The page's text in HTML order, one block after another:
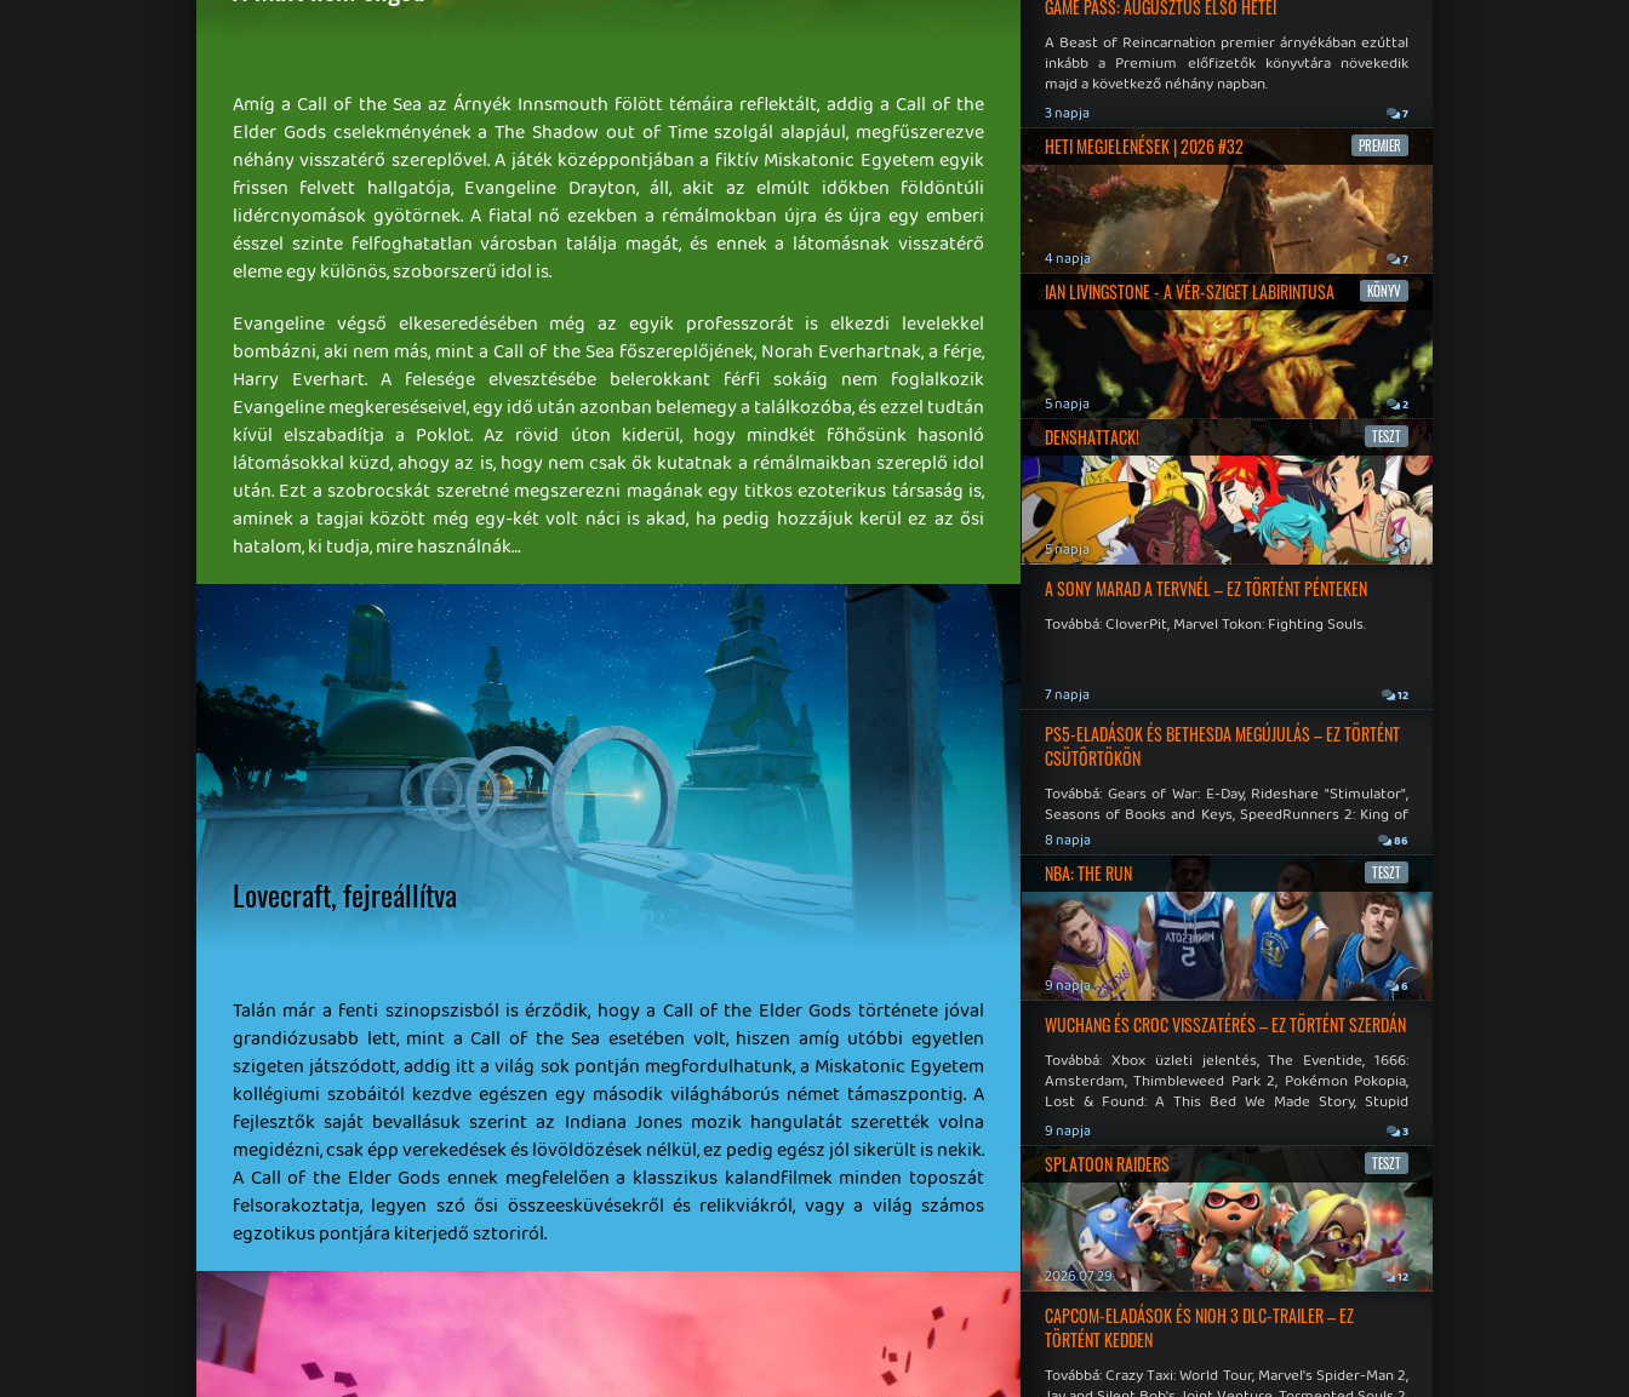
Amíg a Call of the Sea az Árnyék Innsmouth fölött témáira reflektált, addig a Call of the
Elder Gods cselekményének a The Shadow out of Time szolgál alapjául, megfűszerezve
néhány visszatérő szereplővel. A játék középpontjában a fiktív Miskatonic Egyetem egyik
frissen felvett hallgatója, Evangeline Drayton, áll, akit az elmúlt időkben földöntúli
lidércnyomások gyötörnek. A fiatal nő ezekben a rémálmokban újra és újra egy emberi
ésszel szinte felfoghatatlan városban találja magát, és ennek a látomásnak visszatérő
eleme egy különös, szoborszerű idol is.
Evangeline végső elkeseredésében még az egyik professzorát is elkezdi levelekkel
bombázni, aki nem más, mint a Call of the Sea főszereplőjének, Norah Everhartnak, a férje,
Harry Everhart. A felesége elvesztésébe belerokkant férfi sokáig nem foglalkozik
Evangeline megkereséseivel, egy idő után azonban belemegy a találkozóba, és ezzel tudtán
kívül elszabadítja a Poklot. Az rövid úton kiderül, hogy mindkét főhősünk hasonló
látomásokkal küzd, ahogy az is, hogy nem csak ők kutatnak a rémálmaikban szereplő idol
után. Ezt a szobrocskát szeretné megszerezni magának egy titkos ezoterikus társaság is,
aminek a tagjai között még egy-két volt náci is akad, ha pedig hozzájuk kerül ez az ősi
hatalom, ki tudja, mire használnák…
Lovecraft, fejreállítva
Talán már a fenti szinopszisból is érződik, hogy a Call of the Elder Gods története jóval
grandiózusabb lett, mint a Call of the Sea esetében volt, hiszen amíg utóbbi egyetlen
szigeten játszódott, addig itt a világ sok pontján megfordulhatunk, a Miskatonic Egyetem
kollégiumi szobáitól kezdve egészen egy második világháborús német támaszpontig. A
fejlesztők saját bevallásuk szerint az Indiana Jones mozik hangulatát szerették volna
megidézni, csak épp verekedések és lövöldözések nélkül, ez pedig egész jól sikerült is nekik.
A Call of the Elder Gods ennek megfelelően a klasszikus kalandfilmek minden toposzát
felsorakoztatja, legyen szó ősi összeesküvésekről és relikviákról, vagy a világ számos
egzotikus pontjára kiterjedő sztoriról.
GAME PASS: AUGUSZTUS ELSŐ HETEI
A Beast of Reincarnation premier árnyékában ezúttal
inkább a Premium előfizetők könyvtára növekedik
majd a következő néhány napban.
3 napja 7
HETI MEGJELENÉSEK | 2026 #32 PREMIER
4 napja 7
IAN LIVINGSTONE - A VÉR-SZIGET LABIRINTUSA KÖNYV
5 napja 2
DENSHATTACK! TESZT
5 napja 9
A SONY MARAD A TERVNÉL – EZ TÖRTÉNT PÉNTEKEN
Továbbá: CloverPit, Marvel Tokon: Fighting Souls.
7 napja 12
PS5-ELADÁSOK ÉS BETHESDA MEGÚJULÁS – EZ TÖRTÉNT
CSÜTÖRTÖKÖN
Továbbá: Gears of War: E-Day, Rideshare "Stimulator",
Seasons of Books and Keys, SpeedRunners 2: King of
Speed.
8 napja 86
NBA: THE RUN TESZT
9 napja 6
WUCHANG ÉS CROC VISSZATÉRÉS – EZ TÖRTÉNT SZERDÁN
Továbbá: Xbox üzleti jelentés, The Eventide, 1666:
Amsterdam, Thimbleweed Park 2, Pokémon Pokopia,
Lost & Found: A This Bed We Made Story, Stupid
Never Dies.
9 napja 3
SPLATOON RAIDERS TESZT
2026.07.29. 12
CAPCOM-ELADÁSOK ÉS NIOH 3 DLC-TRAILER – EZ
TÖRTÉNT KEDDEN
Továbbá: Crazy Taxi: World Tour, Marvel's Spider-Man 2,